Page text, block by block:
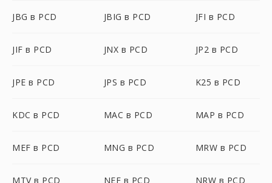
JBG в PCD JBIG в PCD JFI в PCD
JIF в PCD JNX в PCD JP2 в PCD
JPE в PCD JPS в PCD K25 в PCD
KDC в PCD MAC в PCD MAP в PCD
MEF в PCD MNG в PCD MRW в PCD
MTV в PCD NEF в PCD NRW в PCD